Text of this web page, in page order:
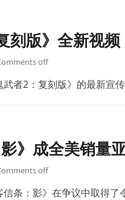
刻版》全新视
off
者2：复刻版》的最新宣
影》成全美销量
off
条：影》在争议中取得了